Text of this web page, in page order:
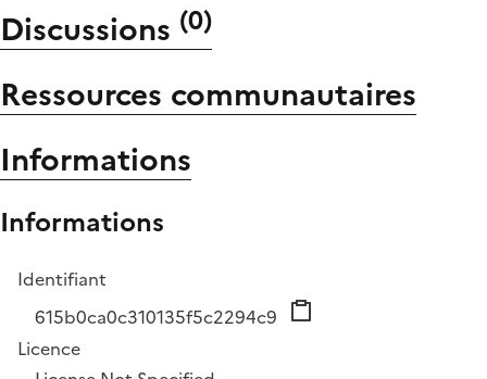
Discussions (0)
Ressources communautaires
Informations
Informations
Identifiant
615b0ca0c310135f5c2294c9
Licence